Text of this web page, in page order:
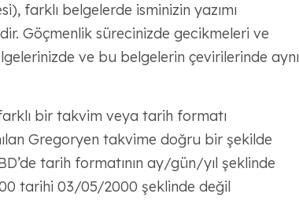
farklı belgelerde isminizin yazımı
Göçmenlik sürecinizde gecikmeleri ve
ve bu belgelerin çevirilerinde aynı
bir takvim veya tarih formatı
Gregoryen takvime doğru bir şekilde
tarih formatının ay/gün/yıl şeklinde
tarihi 03/05/2000 şeklinde değil